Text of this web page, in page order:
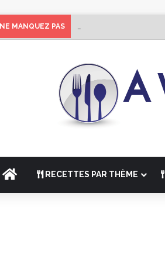
NE MANQUEZ PAS
ACCUEILRECETTES PAR THÈME